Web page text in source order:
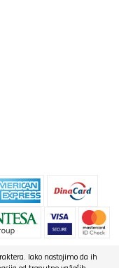
Iako nastojimo da ih